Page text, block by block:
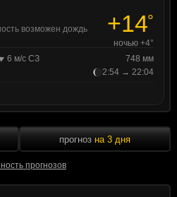
возможен дождь +14°
ночью +4°
6 м/с СЗ
748 мм
2:54 → 22:04
прогнозов
прогноз на 3 дня